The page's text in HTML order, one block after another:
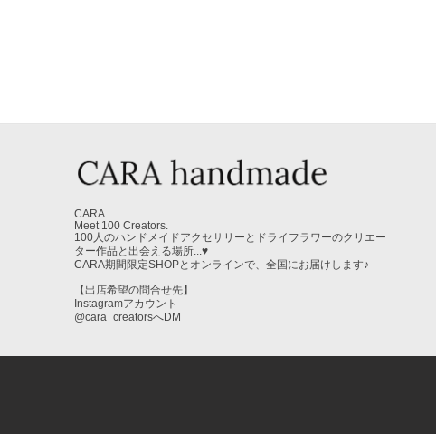
CARA
Meet 100 Creators.
100人のハンドメイドアクセサリーとドライフラワーのクリエー
ター作品と出会える場所...♥
CARA期間限定SHOPとオンラインで、全国にお届けします♪
【出店希望の問合せ先】
Instagramアカウント
@cara_creatorsへDM